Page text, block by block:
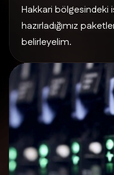
Hakkari bölgesindeki
hazırladığımız
belirleyelim.